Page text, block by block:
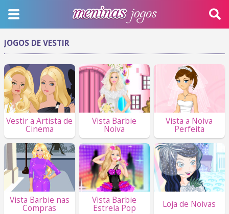
JOGOS DE VESTIR
Vestir a Artista de
Cinema
Vista Barbie
Noiva
Vista a Noiva
Perfeita
Vista Barbie nas
Compras
Vista Barbie
Estrela Pop Loja de Noivas